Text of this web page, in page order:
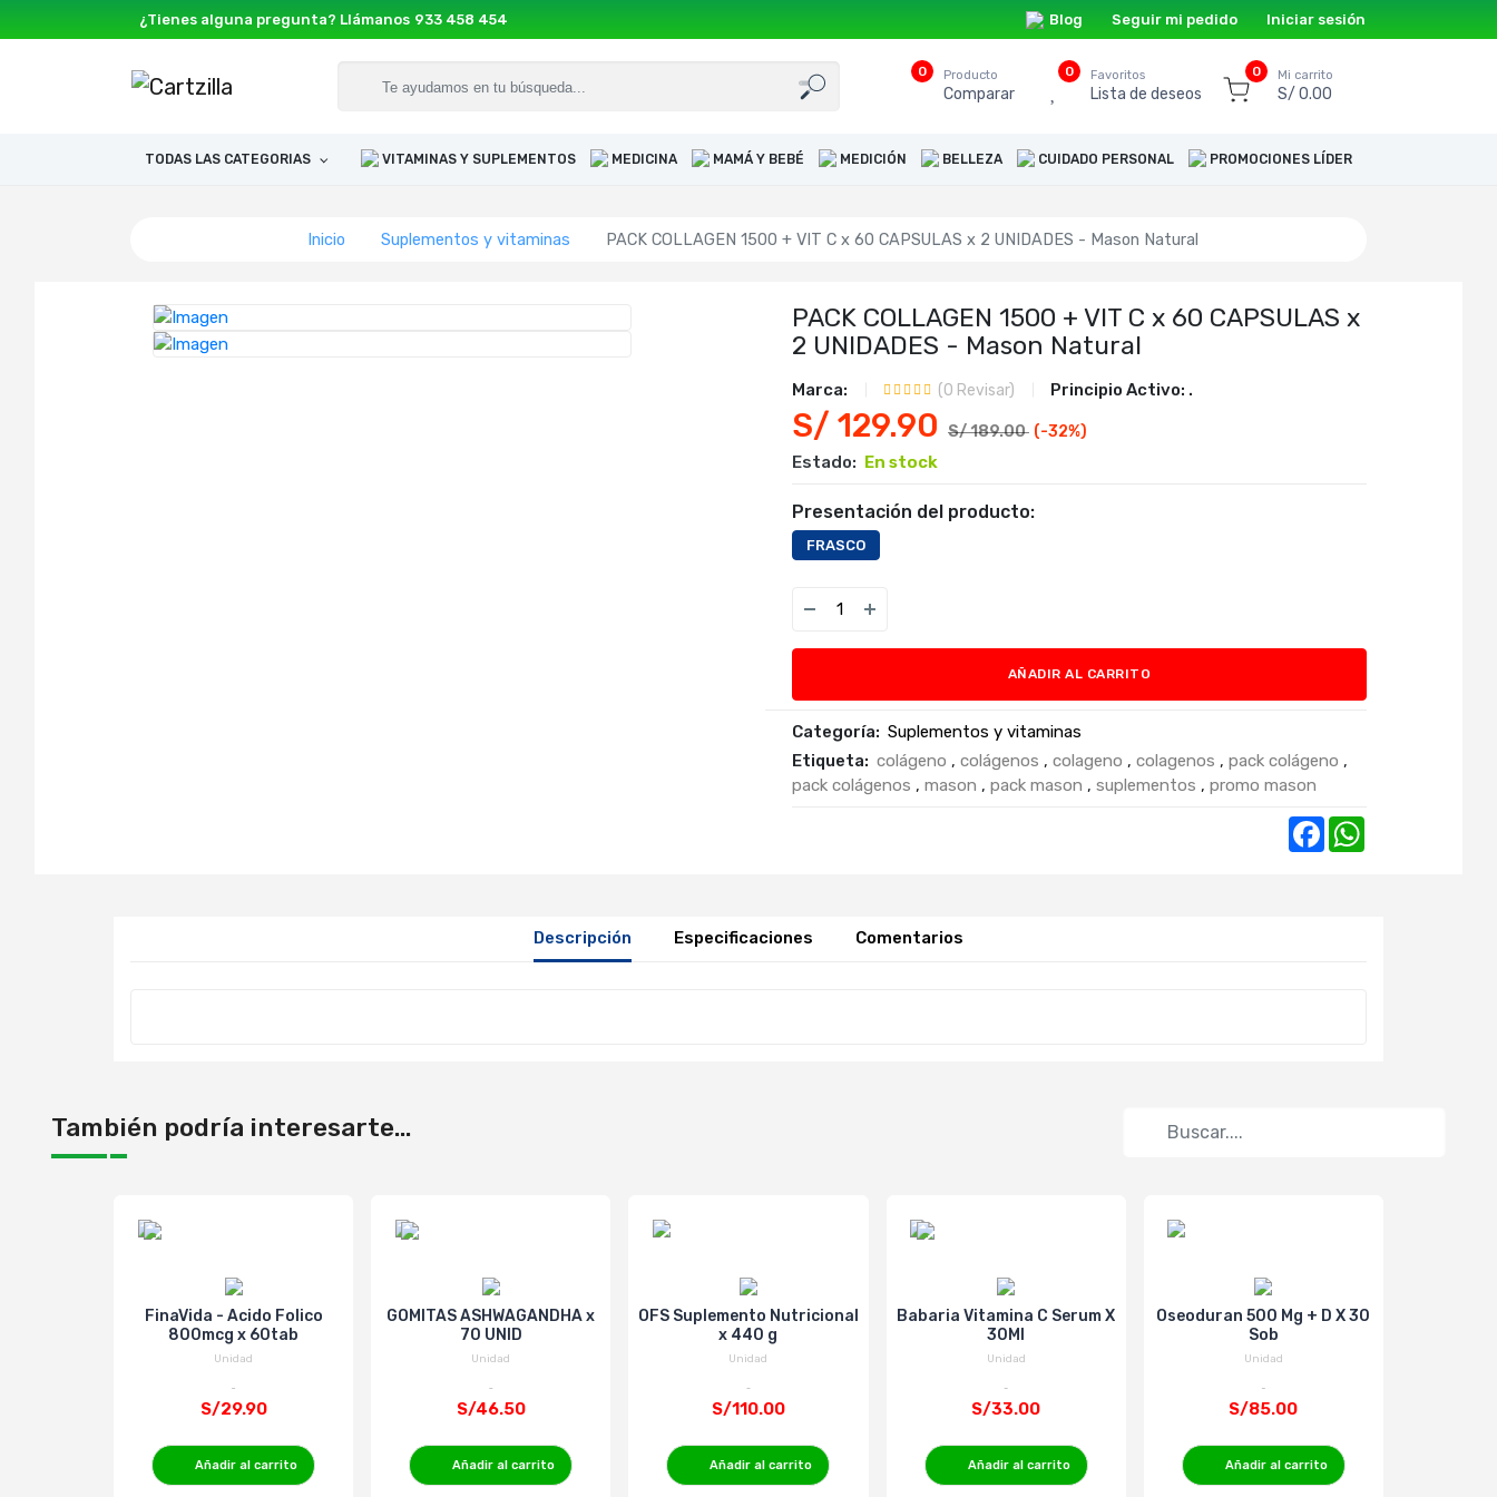
¿Tienes alguna pregunta? Llámanos 933 458 454 Blog Seguir mi pedido Iniciar sesión
0 Producto
Comparar
0 Favoritos
Lista de deseos
0 Mi carrito
S/ 0.00
TODAS LAS CATEGORIAS VITAMINAS Y SUPLEMENTOS MEDICINA MAMÁ Y BEBÉ MEDICIÓN BELLEZA CUIDADO PERSONAL PROMOCIONES LÍDER
Inicio Suplementos y vitaminas PACK COLLAGEN 1500 + VIT C x 60 CAPSULAS x 2 UNIDADES - Mason Natural
PACK COLLAGEN 1500 + VIT C x 60 CAPSULAS x
2 UNIDADES - Mason Natural
Marca: (0 Revisar) Principio Activo: .
S/ 129.90 S/ 189.00 (-32%)
Estado: En stock
Presentación del producto:
FRASCO
AÑADIR AL CARRITO
Categoría: Suplementos y vitaminas
Etiqueta: colágeno , colágenos , colageno , colagenos , pack colágeno ,
pack colágenos , mason , pack mason , suplementos , promo mason
Facebook
Descripción Especificaciones Comentarios
También podría interesarte...
FinaVida - Acido Folico
800mcg x 60tab
Unidad
S/29.90
Añadir al carrito
GOMITAS ASHWAGANDHA x
70 UNID
Unidad
S/46.50
Añadir al carrito
OFS Suplemento Nutricional
x 440 g
Unidad
S/110.00
Añadir al carrito
Babaria Vitamina C Serum X
30Ml
Unidad
S/33.00
Añadir al carrito
Oseoduran 500 Mg + D X 30
Sob
Unidad
S/85.00
Añadir al carrito